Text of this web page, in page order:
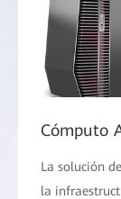
Cómputo
La solución
la